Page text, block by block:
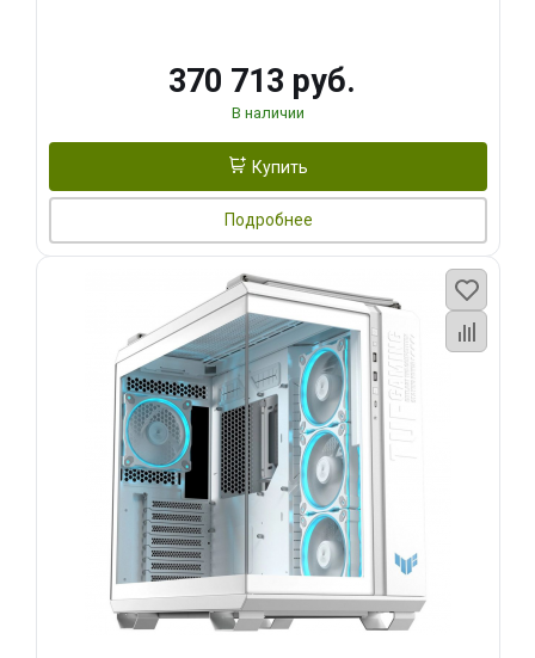
370 713 руб.
В наличии
Купить
Подробнее